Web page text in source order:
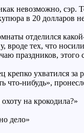
невозможно, сэр.
в 20 долларов
отделился
вроде тех, что
праздников,
крепко ухватился
что-нибудь»,
на крокодила?»
дело»